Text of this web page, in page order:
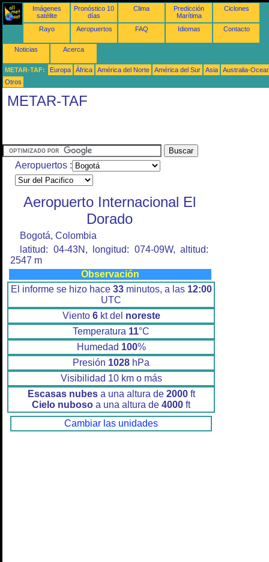
Imágenes
satélite
Pronóstico 10
días
Clima
Predicción
Marítima
Ciclones
Rayo Aeropuertos FAQ Idiomas Contacto
Noticias Acerca
METAR-TAF: Europa África América del Norte América del Sur Asia
Australia-
Otros
METAR-TAF
Aeropuertos :
Aeropuerto Internacional El
Dorado
Bogotá, Colombia
latitud: 04-43N, longitud: 074-09W, altitud:
2547 m
Observación
El informe se hizo hace 33minutos, a las 12:00
UTC
Viento 6kt del noreste
Temperatura 11°C
Humedad 100%
Presión 1028 hPa
Visibilidad 10 km o más
Escasas nubesa una altura de 2000ft
Cielo nuboso a una altura de 4000 ft
Cambiar las unidades